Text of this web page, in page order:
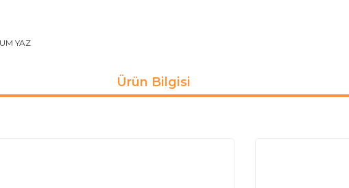
YAZ
Ürün Bilgisi